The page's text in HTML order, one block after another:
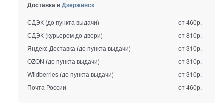
Доставка вДзержинск
СДЭК (до пункта выдачи)
от 460р.
СДЭК (курьером до двери)
от 810р.
Яндекс Доставка (до пункта выдачи)
от 310р.
OZON (до пункта выдачи)
от 310р.
Wildberries (до пункта выдачи)
от 310р.
Почта России
от 460р.